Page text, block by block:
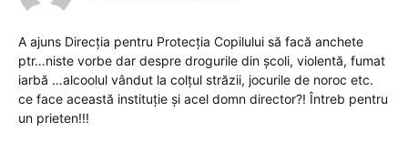
A ajuns Direcția pentru Protecția Copilului să facă anchete
ptr…niste vorbe dar despre drogurile din școli, violentă, fumat
iarbă …alcoolul vândut la colțul străzii, jocurile de noroc etc.
ce face această instituție și acel domn director?! Întreb pentru
un prieten!!!